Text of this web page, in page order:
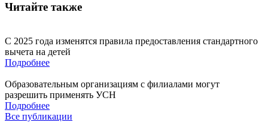
Читайте также
С 2025 года изменятся правила предоставления стандартного
вычета на детей
Подробнее
Образовательным организациям с филиалами могут
разрешить применять УСН
Подробнее
Все публикации